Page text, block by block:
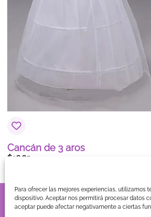
Para ofrecer las mejores experiencias,
dispositivo. Aceptar nos permitirá procesar datos
aceptar puede afectar negativamente a ciertas
Cancán de 3 aros
$28.85
TIENDA BLOG GUÍA DE COMPRA